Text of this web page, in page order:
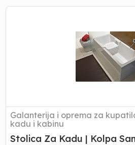
Stolica
Galanterija i oprema za
kadu i kabinu
Stolica Za Kadu | Kolpa